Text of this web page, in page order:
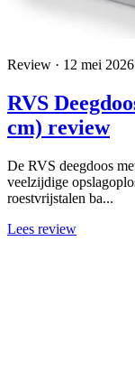
Review · 12 mei 2026
RVS
cm) review
De RVS deegdoos
veelzijdige
roestvrijstalen ba...
Lees review